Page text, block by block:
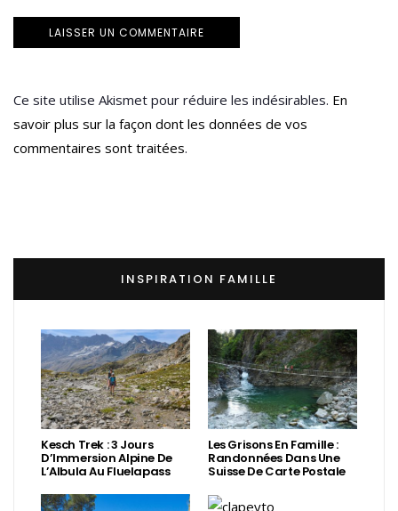
Ce site utilise Akismet pour réduire les indésirables. En
savoir plus sur la façon dont les données de vos
commentaires sont traitées.
INSPIRATION FAMILLE
Kesch Trek : 3 Jours
D’Immersion Alpine De
L’Albula Au Fluelapass
Les Grisons En Famille :
Randonnées Dans Une
Suisse De Carte Postale